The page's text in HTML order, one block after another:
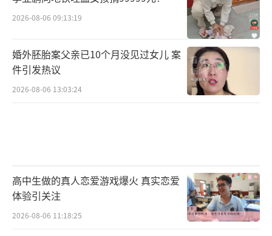
2026-08-06 09:13:19
婚外胚胎案父亲已10个月没见过女儿 案
件引发热议
2026-08-06 13:03:24
高中生做的真人恋爱游戏爆火 真实恋爱
体验引关注
2026-08-06 11:18:25